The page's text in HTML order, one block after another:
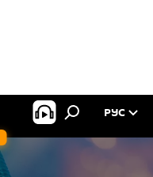
РУС